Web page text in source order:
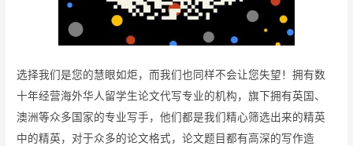
选择我们是您的慧眼如炬，而我们也同样不会让您失望！拥有数
十年经营海外华人留学生论文代写专业的机构，旗下拥有英国、
澳洲等众多国家的专业写手，他们都是我们精心筛选出来的精英
中的精英，对于众多的论文格式，论文题目都有高深的写作造